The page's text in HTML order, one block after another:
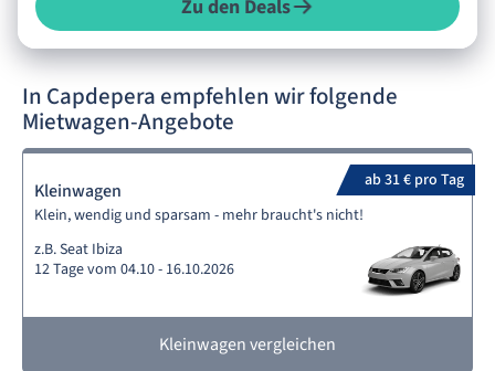
Zu den Deals
In Capdepera empfehlen wir folgende
Mietwagen-Angebote
ab 31 € pro Tag
Kleinwagen
Klein, wendig und sparsam - mehr braucht's nicht!
z.B. Seat Ibiza
12 Tage vom 04.10 - 16.10.2026
Kleinwagen vergleichen